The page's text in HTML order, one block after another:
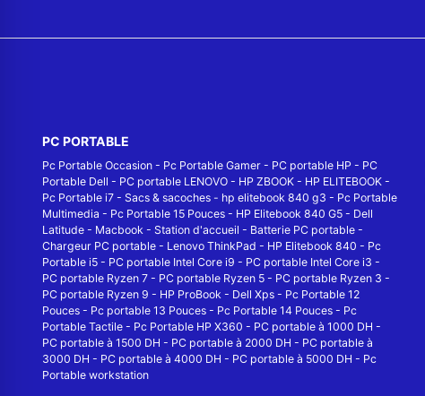
PC PORTABLE
Pc Portable Occasion - Pc Portable Gamer - PC portable HP - PC
Portable Dell - PC portable LENOVO - HP ZBOOK - HP ELITEBOOK -
Pc Portable i7 - Sacs & sacoches - hp elitebook 840 g3 - Pc Portable
Multimedia - Pc Portable 15 Pouces - HP Elitebook 840 G5 - Dell
Latitude - Macbook - Station d'accueil - Batterie PC portable -
Chargeur PC portable - Lenovo ThinkPad - HP Elitebook 840 - Pc
Portable i5 - PC portable Intel Core i9 - PC portable Intel Core i3 -
PC portable Ryzen 7 - PC portable Ryzen 5 - PC portable Ryzen 3 -
PC portable Ryzen 9 - HP ProBook - Dell Xps - Pc Portable 12
Pouces - Pc portable 13 Pouces - Pc Portable 14 Pouces - Pc
Portable Tactile - Pc Portable HP X360 - PC portable à 1000 DH -
PC portable à 1500 DH - PC portable à 2000 DH - PC portable à
3000 DH - PC portable à 4000 DH - PC portable à 5000 DH - Pc
Portable workstation